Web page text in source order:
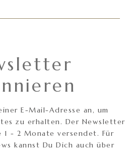
E-Mail-Adresse an, um
zu erhalten. Der Newsletter
- 2 Monate versendet. Für
kannst Du Dich auch über